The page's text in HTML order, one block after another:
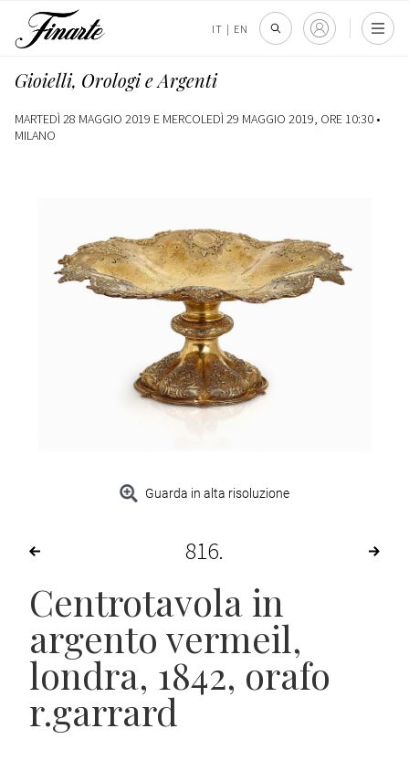
IT | EN
Gioielli, Orologi e Argenti
MARTEDÌ 28 MAGGIO 2019 E MERCOLEDÌ 29 MAGGIO 2019, ORE 10:30 •
MILANO
Guarda in alta risoluzione
816
Centrotavola in
argento vermeil,
londra, 1842, orafo
r.garrard